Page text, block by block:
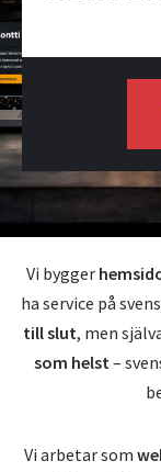
Vi bygger
ha service på
till slut, men
som helst–
Vi arbetar som